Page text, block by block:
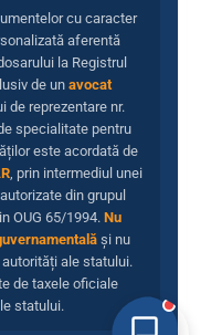
cu caracter
aferentă
la Registrul
de un avocat
de reprezentare nr.
specialitate pentru
este acordată de
, prin intermediul unei
din grupul
OUG 65/1994. Nu
și nu
ale statului.
de taxele oficiale
statului.